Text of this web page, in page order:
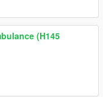
(H145